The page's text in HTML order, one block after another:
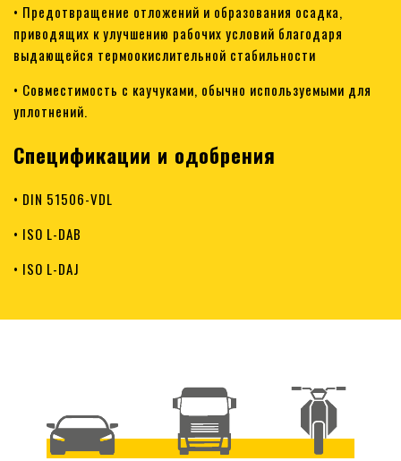
• Предотвращение отложений и образования осадка,
приводящих к улучшению рабочих условий благодаря
выдающейся термоокислительной стабильности
• Совместимость с каучуками, обычно используемыми для
уплотнений.
Спецификации и одобрения
• DIN 51506-VDL
• ISO L-DAB
• ISO L-DAJ